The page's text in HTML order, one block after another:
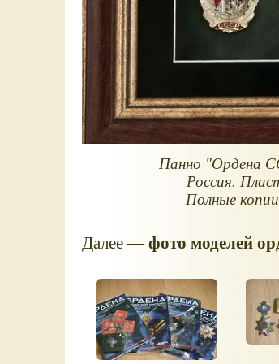
Панно "Ордена
Россия.
Полные
Далее —фото моделей